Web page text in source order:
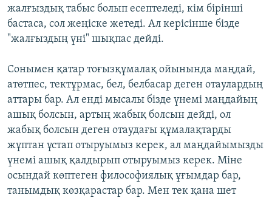
жалғыздық табыс болып есептеледі, кім бірінші
бастаса, сол жеңіске жетеді. Ал керісінше бізде
"жалғыздың үні" шықпас дейді.
Сонымен қатар тоғызқұмалақ ойынында маңдай,
атөтпес, тектұрмас, бел, белбасар деген отаулардың
аттары бар. Ал енді мысалы бізде үнемі маңдайың
ашық болсын, артың жабық болсын дейді, ол
жабық болсын деген отаудағы құмалақтарды
жұптан ұстап отыруымыз керек, ал маңдайымызды
үнемі ашық қалдырып отыруымыз керек. Міне
осындай көптеген философиялық ұғымдар бар,
танымдық көзқарастар бар. Мен тек қана шет